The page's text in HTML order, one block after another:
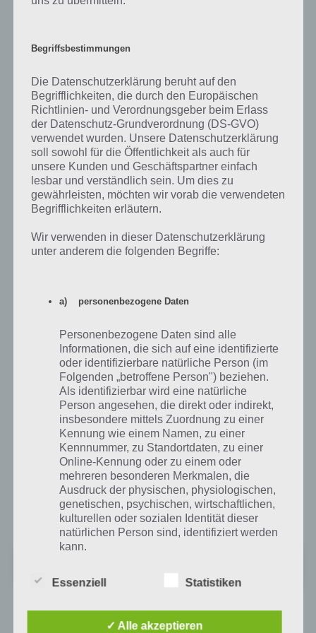
Trailer zu Duolingo
Nachfolgend haben wir noch den offiziellen Trailer zu Duolingo.
Darin werden dir einige Features der App aufgezählt. Hier das Video:
App herunterladen
Mit den Sprachen Englisch, Spanisch und Französisch bietet
Duolingo für Einsteiger eine gute Möglichkeit Vokabeln zu lernen. Auf
die korrekte Grammatik wird aber nicht eingegangen. Entsprechend
kann man hiermit bestens sein Sprach-Vokabular auffrischen oder
antrainieren. Wer bisher nicht mit der Sprache in Berührung
gekommen ist, kann sich so einen guten Einstieg verschaffen. Für
Fortgeschrittene ist die App aber weniger geeignet.
Für Android kann Duolingo im Google Play Store heruntergeladen
werden. Diverse Smartphones und Tablets werden hierbei
unterstützt. Der Download im Google Play Store ist kostenlos:
werden und verzichtet auch hier auf In-App-Käufe und nervige
Begriffsbestimmungen
Die Datenschutzerklärung beruht auf den
Begrifflichkeiten, die durch den Europäischen
Richtlinien- und Verordnungsgeber beim Erlass
der Datenschutz-Grundverordnung (DS-GVO)
verwendet wurden. Unsere Datenschutzerklärung
soll sowohl für die Öffentlichkeit als auch für
unsere Kunden und Geschäftspartner einfach
lesbar und verständlich sein. Um dies zu
gewährleisten, möchten wir vorab die verwendeten
Begrifflichkeiten erläutern.
Wir verwenden in dieser Datenschutzerklärung
unter anderem die folgenden Begriffe:
a) personenbezogene Daten
Personenbezogene Daten sind alle
Informationen, die sich auf eine identifizierte
oder identifizierbare natürliche Person (im
Folgenden „betroffene Person") beziehen.
Als identifizierbar wird eine natürliche
Person angesehen, die direkt oder indirekt,
insbesondere mittels Zuordnung zu einer
Kennung wie einem Namen, zu einer
Kennnummer, zu Standortdaten, zu einer
Online-Kennung oder zu einem oder
mehreren besonderen Merkmalen, die
Ausdruck der physischen, physiologischen,
genetischen, psychischen, wirtschaftlichen,
kulturellen oder sozialen Identität dieser
natürlichen Person sind, identifiziert werden
kann.
Betroffene Person ist jede identifizierte oder
Essenziell Statistiken
✓ Alle akzeptieren